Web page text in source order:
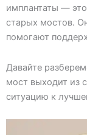
имплантаты —
старых мостов.
помогают
Давайте
мост выходит из
ситуацию к